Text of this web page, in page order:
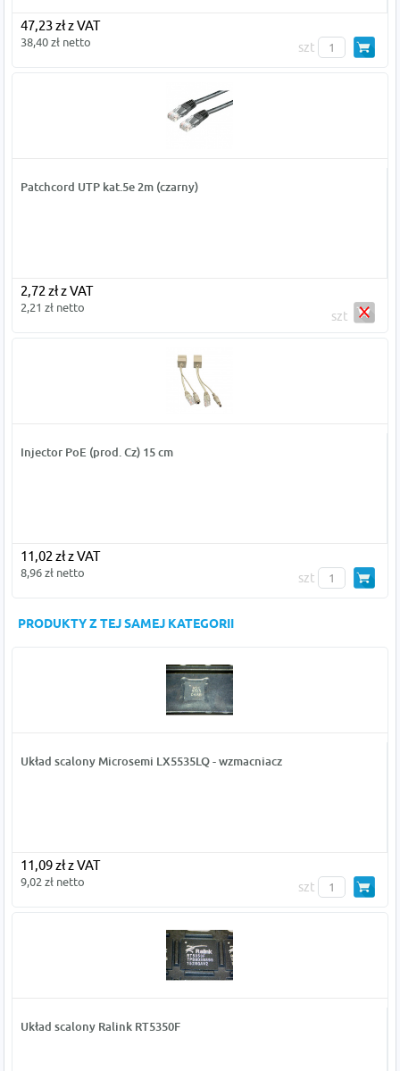
47,23 zł z VAT
38,40 zł netto szt
Patchcord UTP kat.5e 2m (czarny)
2,72 zł z VAT
2,21 zł netto
szt
Injector PoE (prod. Cz) 15 cm
11,02 zł z VAT
8,96 zł netto szt
PRODUKTY Z TEJ SAMEJ KATEGORII
Układ scalony Microsemi LX5535LQ - wzmacniacz
11,09 zł z VAT
9,02 zł netto szt
Układ scalony Ralink RT5350F